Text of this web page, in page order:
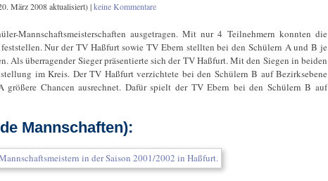
März 2008aktualisiert) |keine Kommentare
Mannschaftsmeisterschaften ausgetragen. Mit nur 4 Teilnehmern konnten die
Nur der TV Haßfurt sowie TV Ebern stellten bei den Schülern A und B je
Als überragender Sieger präsentierte sich der TV Haßfurt. Mit den Siegen in beiden
im Kreis. Der TV Haßfurt verzichtete bei den Schülern B auf Bezirksebene
größere Chancen ausrechnet. Dafür spielt der TV Ebern bei den Schülern B auf
Mannschaften):